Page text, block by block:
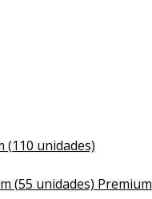
(110 unidades)
(55 unidades) Premium